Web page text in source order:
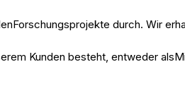
durch. Wir
Kunden besteht, entweder